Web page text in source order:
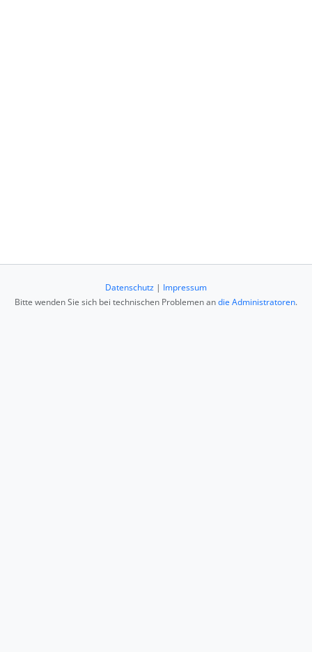
Datenschutz | Impressum
Bitte wenden Sie sich bei technischen Problemen andie Administratoren.